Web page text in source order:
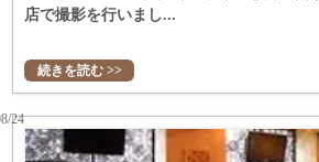
店で撮影を行いまし...
続きを読む >>
24